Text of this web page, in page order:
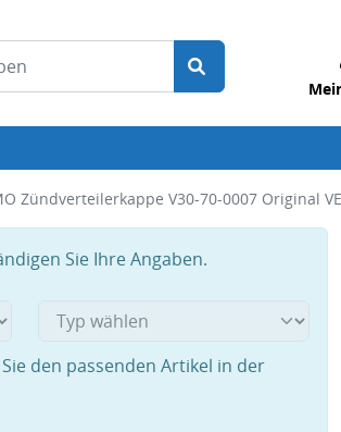
Zündverteilerkappe V30-70-0007 Original
Sie Ihre Angaben.
den passenden Artikel in der